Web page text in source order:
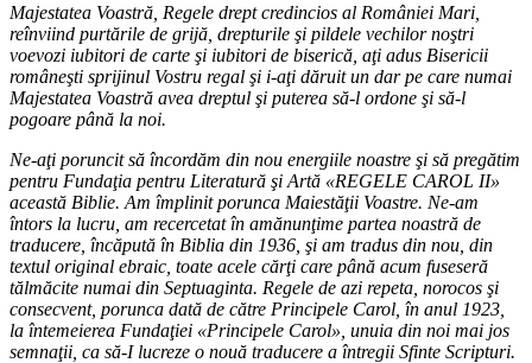
Majestatea Voastră, Regele drept credincios al României Mari,
reînviind purtările de grijă, drepturile şi pildele vechilor noştri
voevozi iubitori de carte şi iubitori de biserică, aţi adus Bisericii
româneşti sprijinul Vostru regal şi i-aţi dăruit un dar pe care numai
Majestatea Voastră avea dreptul şi puterea să-l ordone şi să-l
pogoare până la noi.
Ne-aţi poruncit să încordăm din nou energiile noastre şi să pregătim
pentru Fundaţia pentru Literatură şi Artă «REGELE CAROL II»
această Biblie. Am împlinit porunca Maiestăţii Voastre. Ne-am
întors la lucru, am recercetat în amănunţime partea noastră de
traducere, încăpută în Biblia din 1936, şi am tradus din nou, din
textul original ebraic, toate acele cărţi care până acum fuseseră
tălmăcite numai din Septuaginta. Regele de azi repeta, norocos şi
consecvent, porunca dată de către Principele Carol, în anul 1923,
la întemeierea Fundaţiei «Principele Carol», unuia din noi mai jos
semnaţii, ca să-I lucreze o nouă traducere a întregii Sfinte Scripturi.